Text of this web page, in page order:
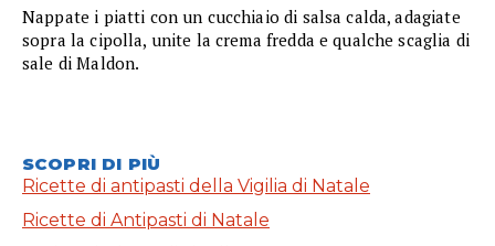
Nappate i piatti con un cucchiaio di salsa calda, adagiate
sopra la cipolla, unite la crema fredda e qualche scaglia di
sale di Maldon.
SCOPRI DI PIÙ
Ricette di antipasti della Vigilia di Natale
Ricette di Antipasti di Natale